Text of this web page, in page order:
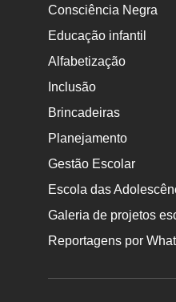
Consciência Negra
Educação infantil
Alfabetização
Inclusão
Brincadeiras
Planejamento
Gestão Escolar
Escola das
Galeria de projetos
Reportagens por